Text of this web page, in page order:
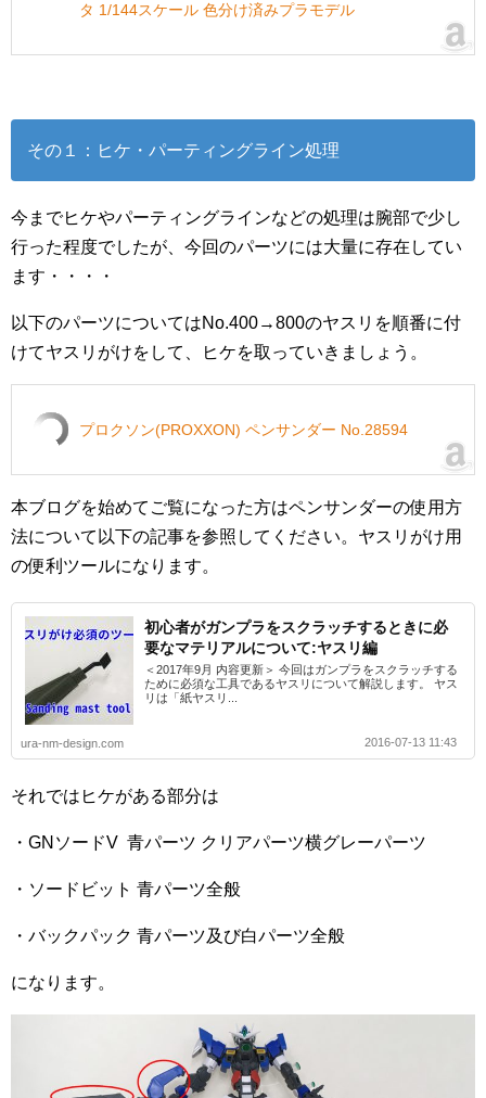
タ 1/144スケール 色分け済みプラモデル
その１：ヒケ・パーティングライン処理
今までヒケやパーティングラインなどの処理は腕部で少し
行った程度でしたが、今回のパーツには大量に存在してい
ます・・・・
以下のパーツについてはNo.400→800のヤスリを順番に付
けてヤスリがけをして、ヒケを取っていきましょう。
プロクソン(PROXXON) ペンサンダー No.28594
本ブログを始めてご覧になった方はペンサンダーの使用方
法について以下の記事を参照してください。ヤスリがけ用
の便利ツールになります。
初心者がガンプラをスクラッチするときに必
要なマテリアルについて:ヤスリ編
＜2017年9月 内容更新＞ 今回はガンプラをスクラッチする
ために必須な工具であるヤスリについて解説します。 ヤス
リは「紙ヤスリ...
ura-nm-design.com 2016-07-13 11:43
それではヒケがある部分は
・GNソードV 青パーツ クリアパーツ横グレーパーツ
・ソードビット 青パーツ全般
・バックパック 青パーツ及び白パーツ全般
になります。